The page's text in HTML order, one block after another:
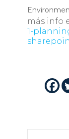
más info
1-